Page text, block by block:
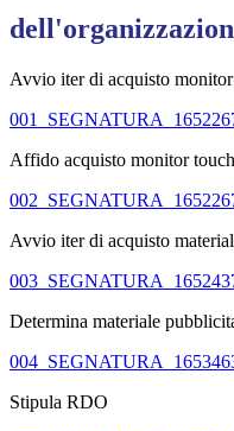
Avvio iter di acquisto
Affido acquisto monitor touch
Avvio iter di acquisto
Determina materiale
Stipula RDO